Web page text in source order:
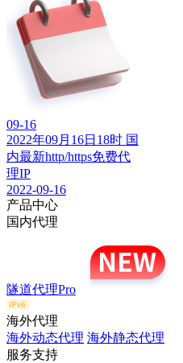
09-16
2022年09月16日18时 国
内最新http/https免费代
理IP
2022-09-16
产品中心
国内代理
隧道代理Pro
海外代理
海外动态代理 海外静态代理
服务支持